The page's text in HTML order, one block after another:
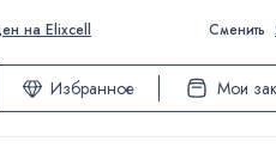
на Elixcell Сменить
Избранное Мои